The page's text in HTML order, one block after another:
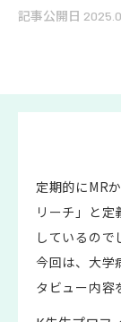
記事公開日
定期的にMR
リーチ」と
しているので
今回は、大学
タビュー内容